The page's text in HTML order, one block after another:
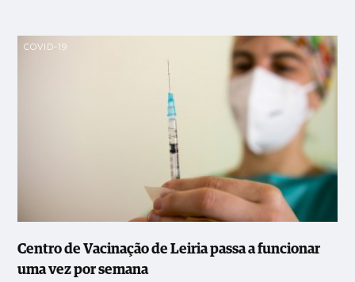
COVID-19
Centro de Vacinação de Leiria passa a funcionar
uma vez por semana